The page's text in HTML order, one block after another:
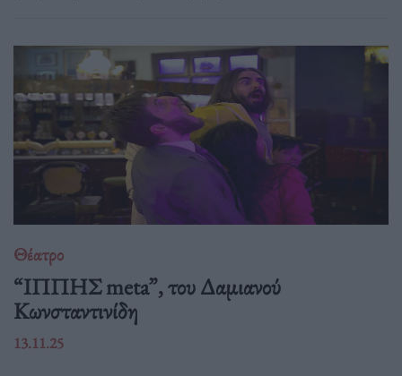
Θέατρο
“ΙΠΠΗΣ meta”, του Δαμιανού
Κωνσταντινίδη
13.11.25